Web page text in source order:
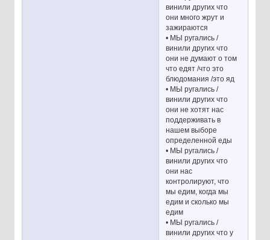
винили других что
они много жрут и
зажираются
• МЫ ругались /
винили других что
они не думают о том
что едят /что это
блюдомания /это яд
• МЫ ругались /
винили других что
они не хотят нас
поддерживать в
нашем выборе
определенной еды
• МЫ ругались /
винили других что
они нас
контролируют, что
мы едим, когда мы
едим и сколько мы
едим
• МЫ ругались /
винили других что у